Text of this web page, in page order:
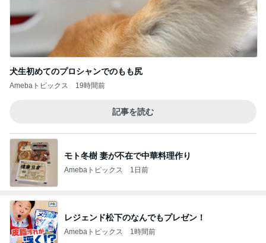
犬生初めてのプロシャンでのもも尻
Amebaトピックス 19時間前
記事を読む
モト冬樹 妻が不在で中華料理作り
Amebaトピックス 1日前
レジェンド松下のなんでもプレゼン！
Amebaトピックス 1時間前